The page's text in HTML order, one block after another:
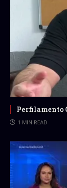
Perfilamento
1 MIN READ